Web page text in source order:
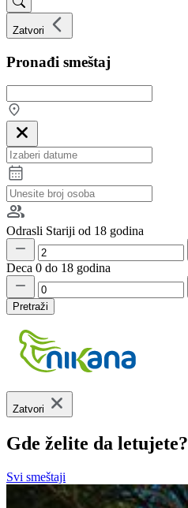
Zatvori
Pronađi smeštaj
Odrasli Stariji od 18 godina
Deca 0 do 18 godina
Pretraži
Zatvori
Gde želite da letujete?
Svi smeštaji